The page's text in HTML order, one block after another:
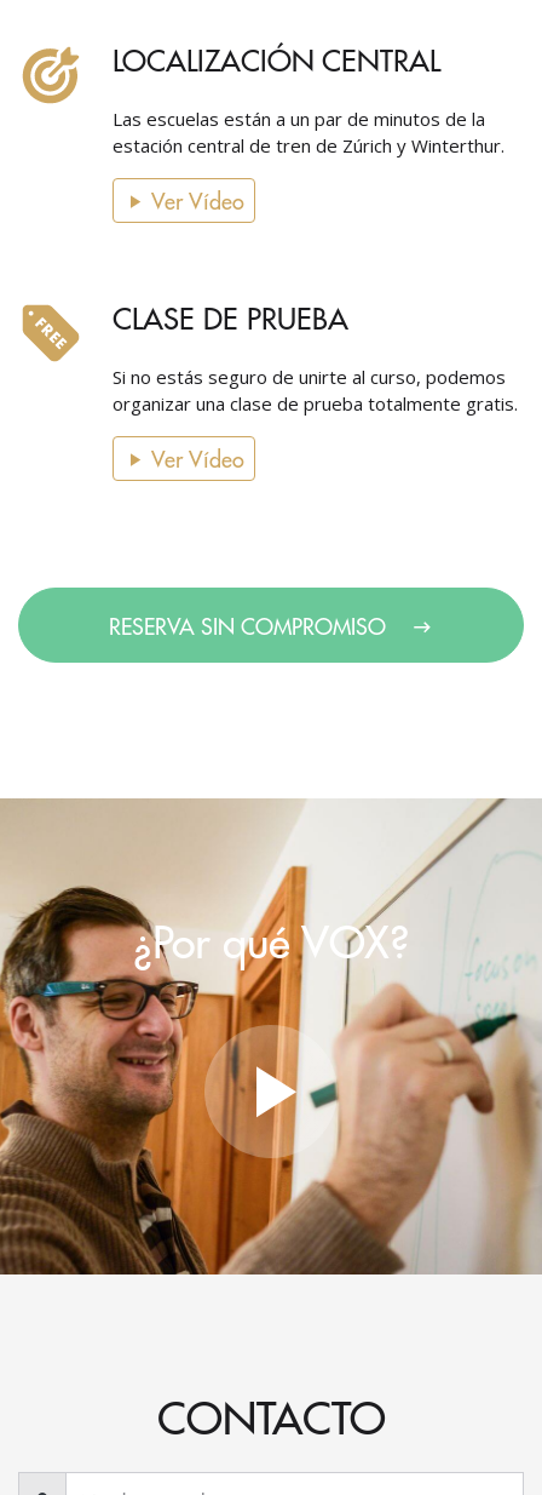
LOCALIZACIÓN CENTRAL
Las escuelas están a un par de minutos de la
estación central de tren de Zúrich y Winterthur.
Ver Vídeo
CLASE DE PRUEBA
Si no estás seguro de unirte al curso, podemos
organizar una clase de prueba totalmente gratis.
Ver Vídeo
RESERVA SIN COMPROMISO
¿Por qué VOX?
CONTACTO